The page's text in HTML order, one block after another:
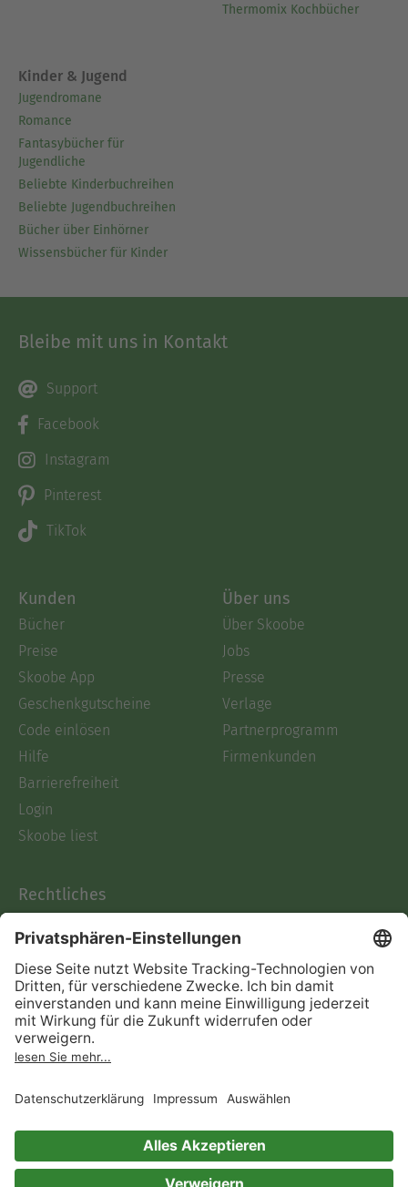
Thermomix Kochbücher
Kinder & Jugend
Jugendromane
Romance
Fantasybücher für
Jugendliche
Beliebte Kinderbuchreihen
Beliebte Jugendbuchreihen
Bücher über Einhörner
Wissensbücher für Kinder
Bleibe mit uns in Kontakt
Support
Facebook
Instagram
Pinterest
TikTok
Kunden
Bücher
Preise
Skoobe App
Geschenkgutscheine
Code einlösen
Hilfe
Barrierefreiheit
Login
Skoobe liest
Über uns
Über Skoobe
Jobs
Presse
Verlage
Partnerprogramm
Firmenkunden
Rechtliches
AGB
Informationen nach Data
Act
Verträge hier kündigen
Impressum
Immer ein gutes Buch